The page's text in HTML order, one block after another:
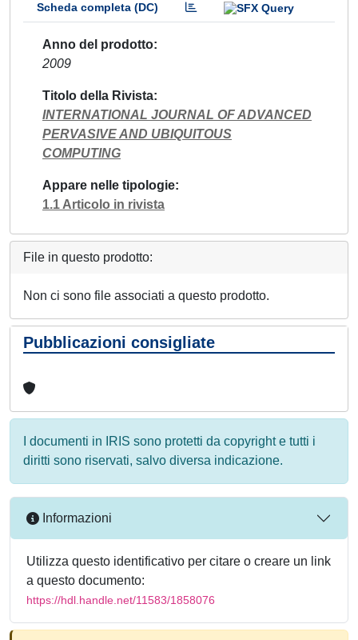
Scheda completa (DC)
Anno del prodotto
2009
Titolo della Rivista
INTERNATIONAL JOURNAL OF ADVANCED
PERVASIVE AND UBIQUITOUS
COMPUTING
Appare nelle tipologie
1.1 Articolo in rivista
File in questo prodotto:
Non ci sono file associati a questo prodotto.
Pubblicazioni consigliate
I documenti in IRIS sono protetti da copyright e tutti i
diritti sono riservati, salvo diversa indicazione.
Informazioni
Utilizza questo identificativo per citare o creare un link
a questo documento:
https://hdl.handle.net/11583/1858076